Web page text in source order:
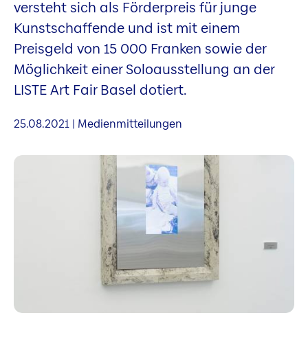
versteht sich als Förderpreis für junge
Kunstschaffende und ist mit einem
Preisgeld von 15 000 Franken sowie der
Möglichkeit einer Soloausstellung an der
LISTE Art Fair Basel dotiert.
25.08.2021 | Medienmitteilungen